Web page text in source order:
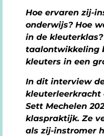
Hoe ervaren zij-
onderwijs? Hoe
in de
taalontwikkeling
kleuters in een
In dit interview
kleuterleerkracht
Sett Mechelen
klaspraktijk. Ze
als zij-instromer